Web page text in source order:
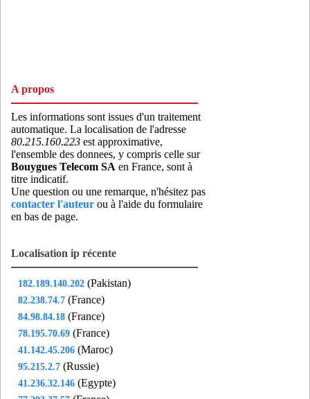
A propos
Les informations sont issues d'un traitement
automatique. La localisation de l'adresse
80.215.160.223 est approximative,
l'ensemble des donnees, y compris celle sur
Bouygues Telecom SA en France, sont à
titre indicatif.
Une question ou une remarque, n'hésitez pas
contacter l'auteur ou à l'aide du formulaire
en bas de page.
Localisation ip récente
182.189.140.202 (Pakistan)
82.238.74.7 (France)
84.98.84.18 (France)
78.195.70.69 (France)
41.142.45.206 (Maroc)
95.215.2.7 (Russie)
41.236.32.146 (Egypte)